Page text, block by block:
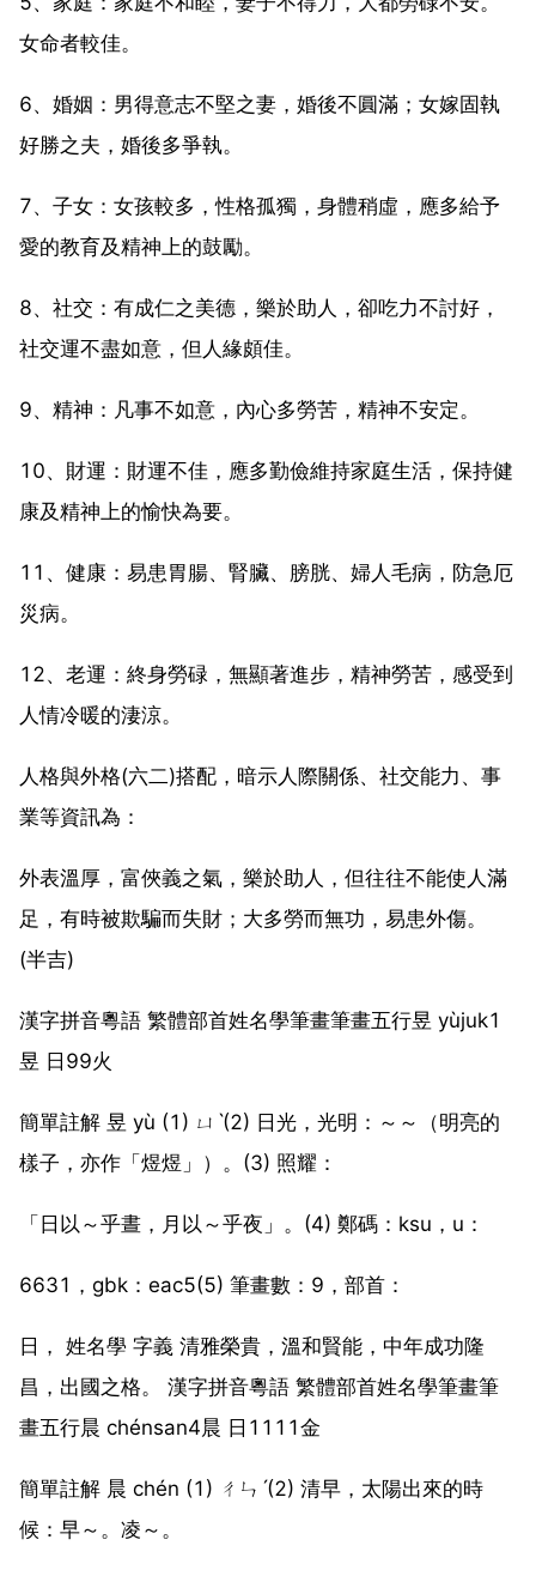
女命者較佳。
6、婚姻：男得意志不堅之妻，婚後不圓滿；女嫁固執
好勝之夫，婚後多爭執。
7、子女：女孩較多，性格孤獨，身體稍虛，應多給予
愛的教育及精神上的鼓勵。
8、社交：有成仁之美德，樂於助人，卻吃力不討好，
社交運不盡如意，但人緣頗佳。
9、精神：凡事不如意，內心多勞苦，精神不安定。
10、財運：財運不佳，應多勤儉維持家庭生活，保持健
康及精神上的愉快為要。
11、健康：易患胃腸、腎臟、膀胱、婦人毛病，防急厄
災病。
12、老運：終身勞碌，無顯著進步，精神勞苦，感受到
人情冷暖的淒涼。
人格與外格(六二)搭配，暗示人際關係、社交能力、事
業等資訊為：
外表溫厚，富俠義之氣，樂於助人，但往往不能使人滿
足，有時被欺騙而失財；大多勞而無功，易患外傷。
(半吉)
漢字拼音粵語 繁體部首姓名學筆畫筆畫五行昱 yùjuk1
昱 日99火
簡單註解 昱 yù (1) ㄩˋ(2) 日光，光明：～～（明亮的
樣子，亦作「煜煜」）。(3) 照耀：
「日以～乎晝，月以～乎夜」。(4) 鄭碼：ksu，u：
6631，gbk：eac5(5) 筆畫數：9，部首：
日， 姓名學 字義 清雅榮貴，溫和賢能，中年成功隆
昌，出國之格。 漢字拼音粵語 繁體部首姓名學筆畫筆
畫五行晨 chénsan4晨 日1111金
簡單註解 晨 chén (1) ㄔㄣˊ(2) 清早，太陽出來的時
候：早～。凌～。